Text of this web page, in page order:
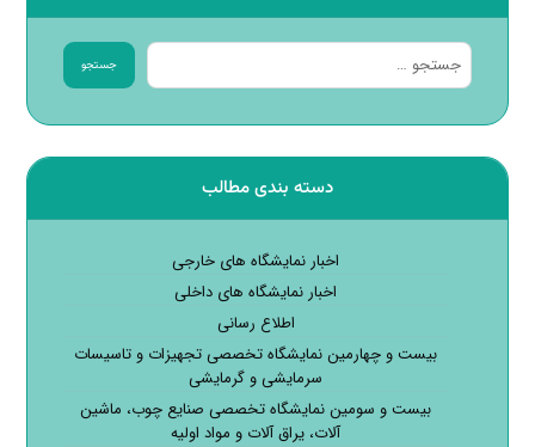
جستجو
دسته بندی مطالب
اخبار نمایشگاه های خارجی
اخبار نمایشگاه های داخلی
اطلاع رسانی
بیست و چهارمین نمایشگاه تخصصی تجهیزات و تاسیسات
سرمایشی و گرمایشی
بیست و سومین نمایشگاه تخصصی صنایع چوب، ماشین
آلات، یراق آلات و مواد اولیه